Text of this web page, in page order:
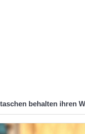
behalten ihren